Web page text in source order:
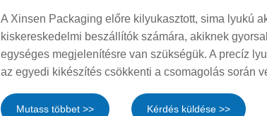
A Xinsen Packaging előre kilyukasztott, sima lyukú
kiskereskedelmi beszállítók számára, akiknek
egységes megjelenítésre van szükségük. A precíz
az egyedi kikészítés csökkenti a csomagolás során
Mutass többet >> Kérdés küldése >>